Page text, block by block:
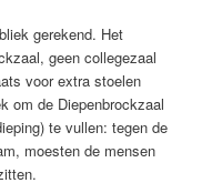
gerekend. Het
geen collegezaal
voor extra stoelen
om de Diepenbrockzaal
te vullen: tegen de
moesten de mensen